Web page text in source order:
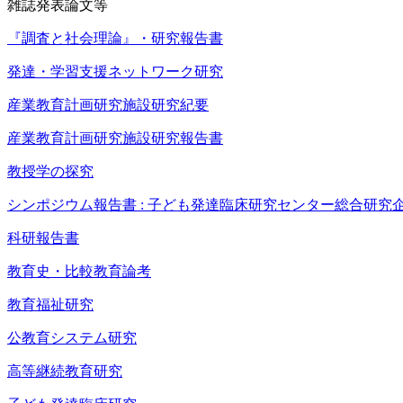
雑誌発表論文等
『調査と社会理論』・研究報告書
発達・学習支援ネットワーク研究
産業教育計画研究施設研究紀要
産業教育計画研究施設研究報告書
教授学の探究
シンポジウム報告書 : 子ども発達臨床研究センター総合研究
科研報告書
教育史・比較教育論考
教育福祉研究
公教育システム研究
高等継続教育研究